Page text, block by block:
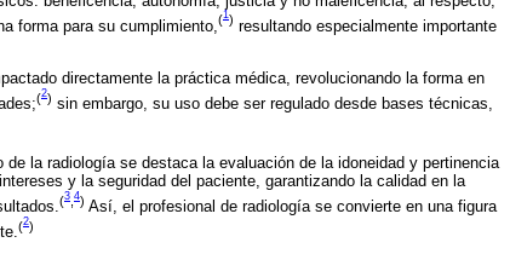
forma para su cumplimiento, (1) resultando especialmente importante
directamente la práctica médica, revolucionando la forma en
(2) sin embargo, su uso debe ser regulado desde bases técnicas,
la radiología se destaca la evaluación de la idoneidad y pertinencia
y la seguridad del paciente, garantizando la calidad en la
(3 4) Así, el profesional de radiología se convierte en una figura
(2)